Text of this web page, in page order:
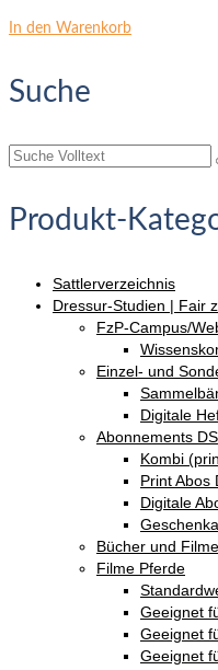
In den Warenkorb
Suche
Suche
Produkt-
Sattlerverzeichnis
Dressur-Studien | Fair
FzP-Campus/
Einzel- und
Digitale
Abonnements DS
Kombi
Print Abos
Digitale
Bücher und
Filme Pferde
Geeignet
Geeignet
Geeignet